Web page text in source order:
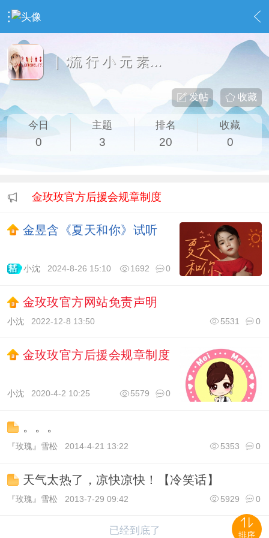
› ◆ 玫 瑰 互 动◆ › ｜∶流 行 小 元 素∶｜
｜∶流 行 小 元 素∶｜
收藏
发帖
今日
0
主题
3
排名
20
收藏
0
金玫玫官方后援会规章制度
金昱含《夏天和你》试听
小沈 2024-8-26 15:10 0
1692
金玫玫官方网站免责声明
小沈2022-12-8 13:50 0
5531
金玫玫官方后援会规章制度
小沈2020-4-2 10:25 0
5579
。。。
『玫瑰』雪松2014-4-21 13:22 0
5353
天气太热了，凉快凉快！【冷笑话】
『玫瑰』雪松2013-7-29 09:42 0
5929
已经到底了 排序